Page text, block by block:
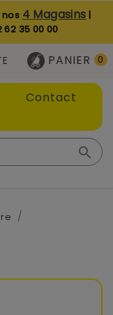
nos 4 Magasins |
62 35 00 00
PANIER 0
Contact
